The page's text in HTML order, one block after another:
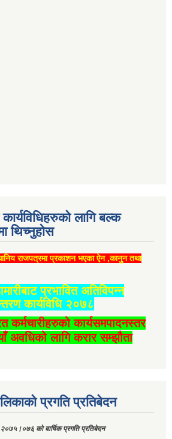
लागि बल्क
थिच्‍नुहोस
राजपत्रमा प्रकाशन भएका ऐन ,कानुन तथा
प्रभावित अतिविपन्न
कार्यविधि २०७८
कर्मचारीहरुको कार्यसमपादनस्तर
अवधिको लागि करार सम्झौता
प्रगति प्रतिबेदन
को बार्षिक प्रगति प्रतिबेदन